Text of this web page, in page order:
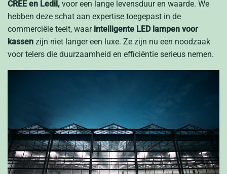
CREE en Ledil, voor een lange levensduur en waarde. We
hebben deze schat aan expertise toegepast in de
commerciële teelt, waar intelligente LED lampen voor
kassen zijn niet langer een luxe. Ze zijn nu een noodzaak
voor telers die duurzaamheid en efficiëntie serieus nemen.